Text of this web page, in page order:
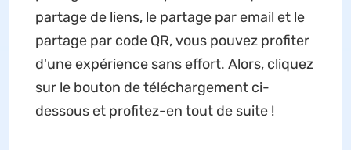
partage de liens, le partage par email et le
partage par code QR, vous pouvez profiter
d'une expérience sans effort. Alors, cliquez
sur le bouton de téléchargement ci-
dessous et profitez-en tout de suite !